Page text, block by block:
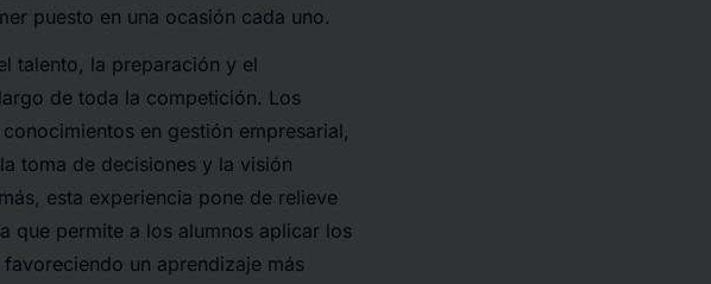
puesto en una ocasión cada uno.
talento, la preparación y el
de toda la competición. Los
en gestión empresarial,
toma de decisiones y la visión
esta experiencia pone de relieve
que permite a los alumnos aplicar los
un aprendizaje más